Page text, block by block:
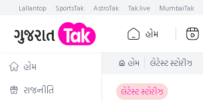
Lallantop SportsTak AstroTak Tak.live MumbaiTak
હોમ
હોમ
રાજનીતિ
હોમ લેટેસ્ટ સ્ટોરીઝ
લેટેસ્ટ સ્ટોરીઝ